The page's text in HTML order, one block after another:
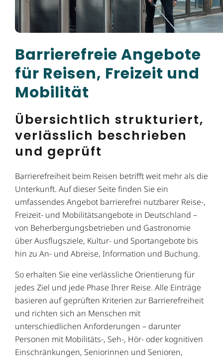
Barrierefreie Angebote
für Reisen, Freizeit und
Mobilität
Übersichtlich strukturiert,
verlässlich beschrieben
und geprüft
Barrierefreiheit beim Reisen betrifft weit mehr als die
Unterkunft. Auf dieser Seite finden Sie ein
umfassendes Angebot barrierefrei nutzbarer Reise-,
Freizeit- und Mobilitätsangebote in Deutschland –
von Beherbergungsbetrieben und Gastronomie
über Ausflugsziele, Kultur- und Sportangebote bis
hin zu An- und Abreise, Information und Buchung.
So erhalten Sie eine verlässliche Orientierung für
jedes Ziel und jede Phase Ihrer Reise. Alle Einträge
basieren auf geprüften Kriterien zur Barrierefreiheit
und richten sich an Menschen mit
unterschiedlichen Anforderungen – darunter
Personen mit Mobilitäts-, Seh-, Hör- oder kognitiven
Einschränkungen, Seniorinnen und Senioren,